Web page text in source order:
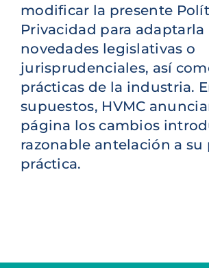
modificar la presente
Privacidad para adaptarla
novedades legislativas o
jurisprudenciales, así
prácticas de la industria.
supuestos, HVMC
página los cambios
razonable antelación a su
práctica.